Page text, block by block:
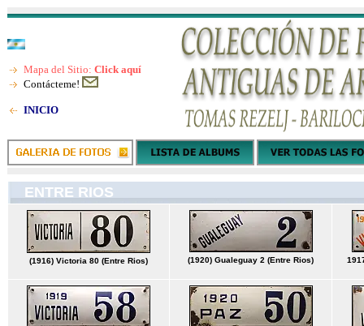
Mapa del Sitio: Click aquí
Contácteme!
INICIO
ENTRE RIOS
(1916) Victoria 80 (Entre Rios) (1920) Gualeguay 2 (Entre Rios)